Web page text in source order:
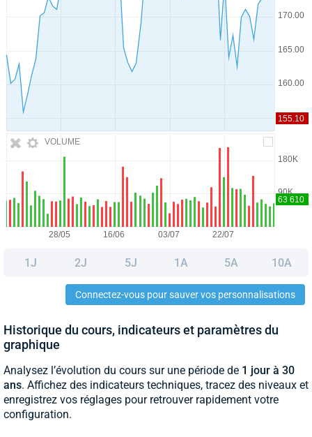
VOLUME
1J 2J 5J 1A 5A 10A
Connectez-vous pour sauver vos personnalisations
Historique du cours, indicateurs et paramètres du
graphique
Analysez l’évolution du cours sur une période de 1 jour à 30
ans. Affichez des indicateurs techniques, tracez des niveaux et
enregistrez vos réglages pour retrouver rapidement votre
configuration.